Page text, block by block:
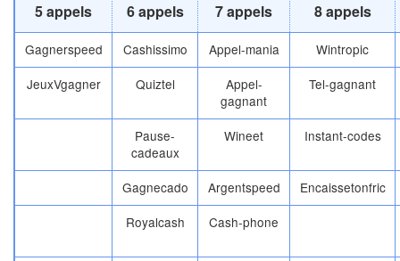
5 appels 6 appels 7 appels 8 appels
Gagnerspeed Cashissimo Appel-mania
Wintropic
JeuxVgagner
Quiztel
Appel-
gagnant
Tel-gagnant
Pause-
cadeaux
Wineet Instant-codes
Gagnecado Argentspeed
Encaissetonfric
Royalcash
Cash-phone